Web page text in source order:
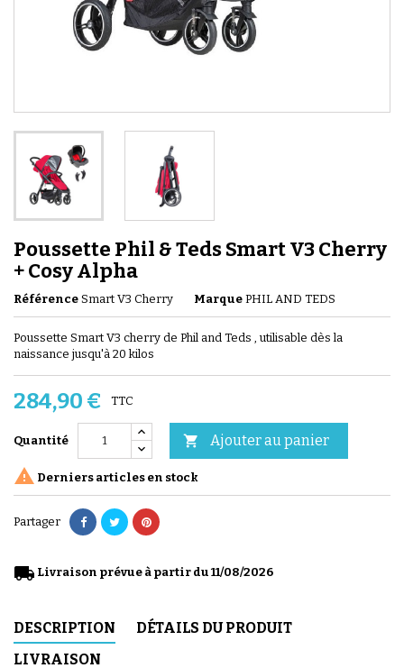
Poussette Phil & Teds Smart V3 Cherry
+ Cosy Alpha
Référence Smart V3 Cherry Marque PHIL AND TEDS
Poussette Smart V3 cherry de Phil and Teds , utilisable dès la
naissance jusqu'à 20 kilos
284,90 € TTC
Quantité  Ajouter au panier
 Derniers articles en stock
Partager
local_shipping Livraison prévue à partir du 11/08/2026
DESCRIPTION
DÉTAILS DU PRODUIT
LIVRAISON